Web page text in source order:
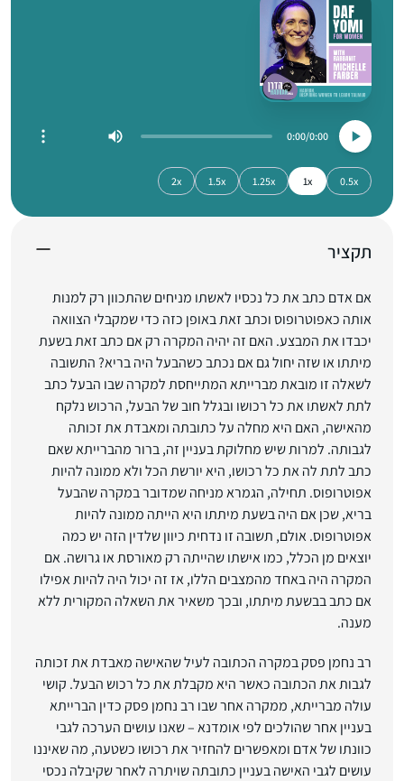
0:00
0:00
0.5x
1x
1.25x
1.5x
2x
תקציר
אם אדם כתב את כל נכסיו לאשתו מניחים שהתכוון רק למנות
אותה כאפוטרופוס וכתב זאת באופן כזה כדי שמקבלי הצוואה
יכבדו את המבצע. האם זה יהיה המקרה רק אם כתב זאת בשעת
מיתתו או שזה יחול גם אם נכתב כשהבעל היה בריא? התשובה
לשאלה זו מובאת מברייתא המתייחסת למקרה שבו הבעל כתב
לתת לאשתו את כל רכושו ובגלל חוב של הבעל, הרכוש נלקח
מהאישה, האם היא מחלה על כתובתה ומאבדת את זכותה
לגבותה. למרות שיש מחלוקת בעניין זה, ברור מהברייתא שאם
כתב לתת לה את כל רכושו, היא יורשת הכל ולא ממונה להיות
אפוטרופוס. תחילה, הגמרא מניחה שמדובר במקרה שהבעל
בריא, שכן אם היה בשעת מיתתו היא הייתה ממונה להיות
אפוטרופוס. אולם, תשובה זו נדחית כיוון שלדין הזה יש כמה
יוצאים מן הכלל, כמו אישתו שהייתה רק מאורסת או גרושה. אם
המקרה היה באחד מהמצבים הללו, אז זה יכול היה להיות אפילו
אם כתב בבשעת מיתתו, ובכך משאיר את השאלה המקורית ללא
מענה.
רב נחמן פסק במקרה הכתובה לעיל שהאישה מאבדת את זכותה
לגבות את הכתובה כאשר היא מקבלת את כל רכוש הבעל. קושי
עולה מברייתא, ממקרה אחר שבו רב נחמן פסק כדין הברייתא
בעניין אחר שהולכים לפי אומדנא – שאנו עושים הערכה לגבי
כוונתו של אדם ומאפשרים להחזיר את רכושו כשטעה, מה שאיננו
עושים לגבי האישה בעניין כתובתה שויתרה לאחר שקיבלה נכסי